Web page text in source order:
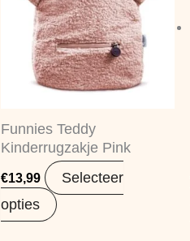
Funnies Teddy
Kinderrugzakje Pink
€13,99
Selecteer
opties